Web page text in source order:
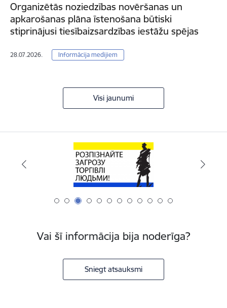
Organizētās noziedzības novēršanas un
apkarošanas plāna īstenošana būtiski
stiprinājusi tiesībaizsardzības iestāžu spējas
28.07.2026. Informācija medijiem
Visi jaunumi
Vai šī informācija bija noderīga?
Sniegt atsauksmi